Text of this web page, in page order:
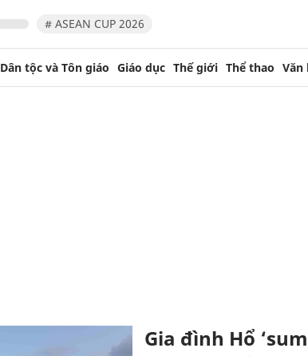
# ASEAN CUP 2026
Dân tộc và Tôn giáo Giáo dục Thế giới Thể thao Văn
Gia đình Hổ